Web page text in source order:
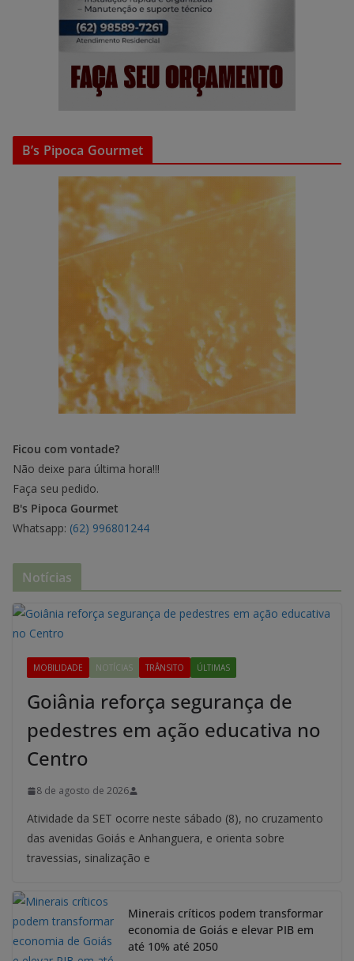
B’s Pipoca Gourmet
Ficou com vontade?
Não deixe para última hora!!!
Faça seu pedido.
B's Pipoca Gourmet
Whatsapp: (62) 996801244
Notícias
MOBILIDADE NOTÍCIAS TRÂNSITO ÚLTIMAS
Goiânia reforça segurança de
pedestres em ação educativa no
Centro
8 de agosto de 2026
Atividade da SET ocorre neste sábado (8), no cruzamento
das avenidas Goiás e Anhanguera, e orienta sobre
travessias, sinalização e
Minerais críticos podem transformar
economia de Goiás e elevar PIB em
até 10% até 2050